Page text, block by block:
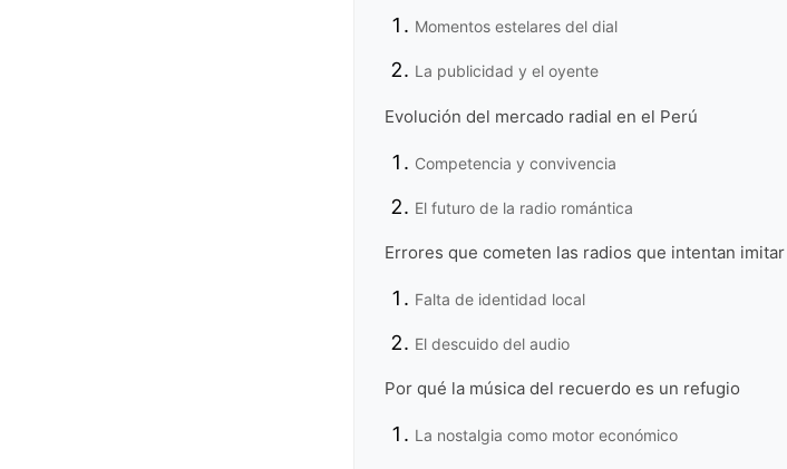
Momentos estelares del dial
La publicidad y el oyente
Evolución del mercado radial en el Perú
Competencia y convivencia
El futuro de la radio romántica
Errores que cometen las radios que intentan
Falta de identidad local
El descuido del audio
Por qué la música del recuerdo es un refugio
La nostalgia como motor económico